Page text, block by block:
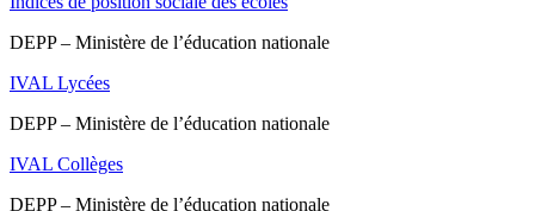
DEPP – Ministère de l’éducation nationale
IVAL Lycées
DEPP – Ministère de l’éducation nationale
IVAL Collèges
DEPP – Ministère de l’éducation nationale